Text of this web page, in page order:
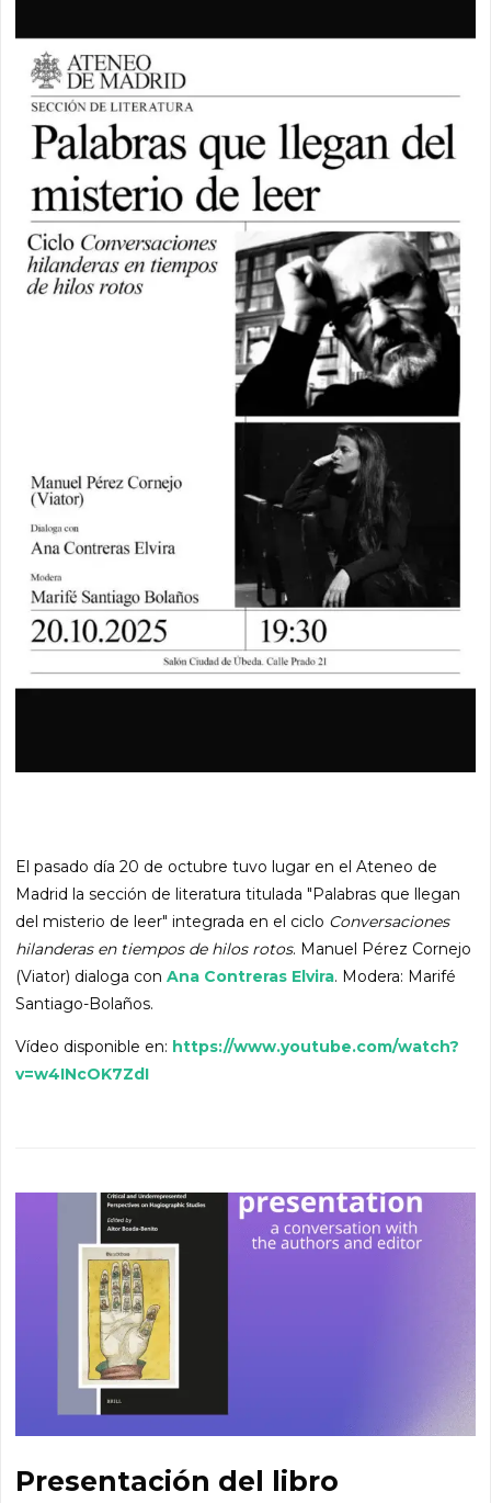
El pasado día 20 de octubre tuvo lugar en el Ateneo de
Madrid la sección de literatura titulada "Palabras que llegan
del misterio de leer" integrada en el ciclo Conversaciones
hilanderas en tiempos de hilos rotos. Manuel Pérez Cornejo
(Viator) dialoga con Ana Contreras Elvira. Modera: Marifé
Santiago-Bolaños.
Vídeo disponible en: https://www.youtube.com/watch?
v=w4INcOK7ZdI
Presentación del libro